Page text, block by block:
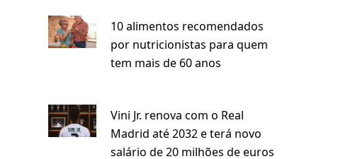
10 alimentos recomendados
por nutricionistas para quem
tem mais de 60 anos
Vini Jr. renova com o Real
Madrid até 2032 e terá novo
salário de 20 milhões de euros